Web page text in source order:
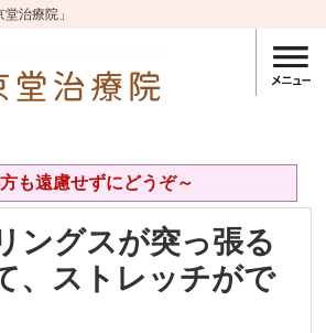
治療院」
も遠慮せずにどうぞ～
ングスが突っ張る
、ストレッチがで